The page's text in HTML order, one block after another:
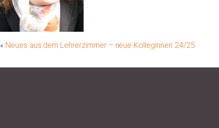
« Neues aus dem Lehrerzimmer – neue Kolleginnen 24/25